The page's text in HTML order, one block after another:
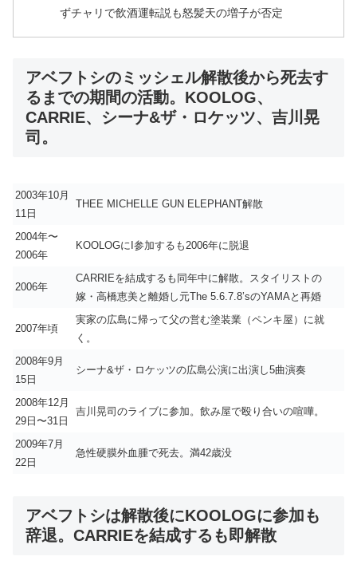
ずチャリで飲酒運転説も怒髪天の増子が否定
アベフトシのミッシェル解散後から死去す
るまでの期間の活動。KOOLOG、
CARRIE、シーナ&ザ・ロケッツ、吉川晃
司。
2003年10月
11日
THEE MICHELLE GUN ELEPHANT解散
2004年〜
2006年
KOOLOGにI参加するも2006年に脱退
2006年
CARRIEを結成するも同年中に解散。スタイリストの
嫁・高橋恵美と離婚し元The 5.6.7.8’sのYAMAと再婚
2007年頃
実家の広島に帰って父の営む塗装業（ペンキ屋）に就
く。
2008年9月
15日
シーナ&ザ・ロケッツの広島公演に出演し5曲演奏
2008年12月
29日〜31日
吉川晃司のライブに参加。飲み屋で殴り合いの喧嘩。
2009年7月
22日
急性硬膜外血腫で死去。満42歳没
アベフトシは解散後にKOOLOGに参加も
辞退。CARRIEを結成するも即解散